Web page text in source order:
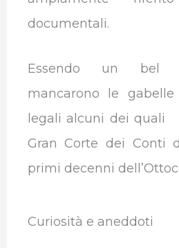
documentali.
Essendo un bel
mancarono le
legali alcuni dei quali
Gran Corte dei Conti
primi decenni
Curiosità e aneddoti